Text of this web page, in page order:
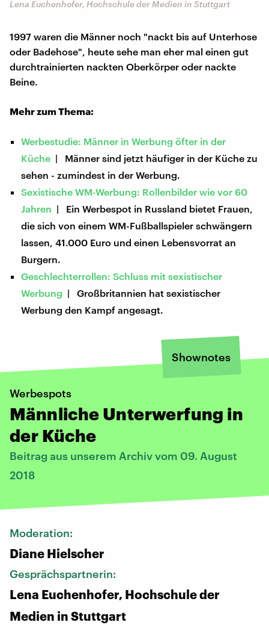
Lena Euchenhofer, Hochschule der Medien in Stuttgart
1997 waren die Männer noch "nackt bis auf Unterhose
oder Badehose", heute sehe man eher mal einen gut
durchtrainierten nackten Oberkörper oder nackte
Beine.
Mehr zum Thema:
Werbestudie: Männer in Werbung öfter in der
Küche | Männer sind jetzt häufiger in der Küche zu
sehen - zumindest in der Werbung.
Sexistische WM-Werbung: Rollenbilder wie vor 60
Jahren | Ein Werbespot in Russland bietet Frauen,
die sich von einem WM-Fußballspieler schwängern
lassen, 41.000 Euro und einen Lebensvorrat an
Burgern.
Geschlechterrollen: Schluss mit sexistischer
Werbung | Großbritannien hat sexistischer
Werbung den Kampf angesagt.
Shownotes
Werbespots
Männliche Unterwerfung in
der Küche
Beitrag aus unserem Archiv vom 09. August
2018
Moderation:
Diane Hielscher
Gesprächspartnerin:
Lena Euchenhofer, Hochschule der
Medien in Stuttgart